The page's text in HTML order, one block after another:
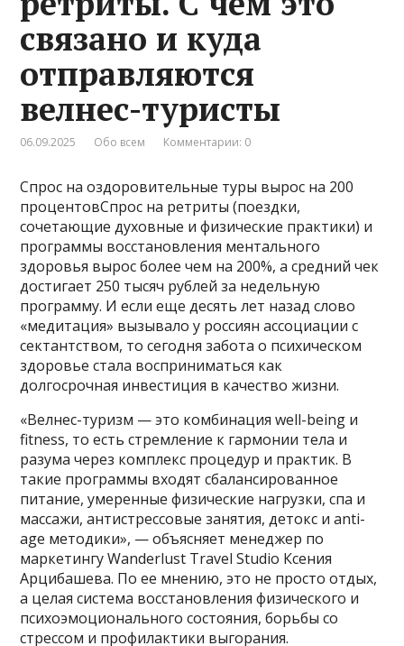
связано и куда
отправляются
велнес-туристы
06.09.2025 Обо всем Комментарии: 0
Спрос на оздоровительные туры вырос на 200
процентовСпрос на ретриты (поездки,
сочетающие духовные и физические практики) и
программы восстановления ментального
здоровья вырос более чем на 200%, а средний чек
достигает 250 тысяч рублей за недельную
программу. И если еще десять лет назад слово
«медитация» вызывало у россиян ассоциации с
сектантством, то сегодня забота о психическом
здоровье стала восприниматься как
долгосрочная инвестиция в качество жизни.
«Велнес-туризм — это комбинация well-being и
fitness, то есть стремление к гармонии тела и
разума через комплекс процедур и практик. В
такие программы входят сбалансированное
питание, умеренные физические нагрузки, спа и
массажи, антистрессовые занятия, детокс и anti-
age методики», — объясняет менеджер по
маркетингу Wanderlust Travel Studio Ксения
Арцибашева. По ее мнению, это не просто отдых,
а целая система восстановления физического и
психоэмоционального состояния, борьбы со
стрессом и профилактики выгорания.